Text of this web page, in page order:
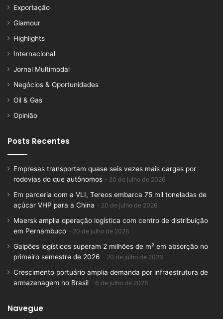
Exportação
Glamour
Highlights
Internacional
Jornal Multimodal
Negócios & Oportunidades
Oil & Gas
Opinião
Posts Recentes
Empresas transportam quase seis vezes mais cargas por
rodovias do que autônomos
20 de julho de 2026
Em parceria com a VLI, Tereos embarca 75 mil toneladas de
açúcar VHP para a China
20 de julho de 2026
Maersk amplia operação logística com centro de distribuição
em Pernambuco
20 de julho de 2026
Galpões logísticos superam 2 milhões de m² em absorção no
primeiro semestre de 2026
20 de julho de 2026
Crescimento portuário amplia demanda por infraestrutura de
armazenagem no Brasil
6 de julho de 2026
Navegue